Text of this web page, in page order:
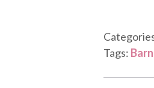
Tags: